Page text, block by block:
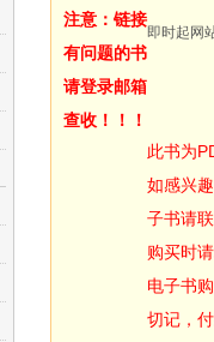
注意：链接
有问题的书
请登录邮箱
查收！！！
即时起网
此书为
如感兴
子书请
购买时
电子书
切记，